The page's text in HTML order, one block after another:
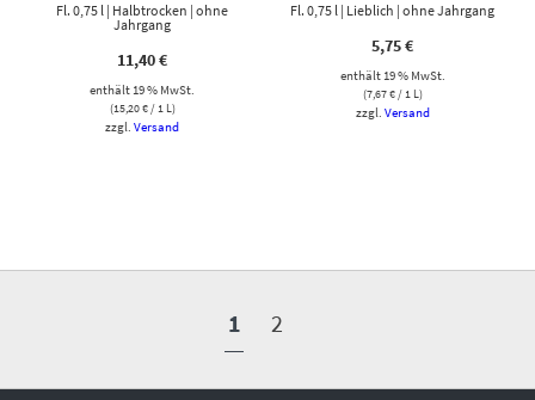
Fl. 0,75 l | Halbtrocken | ohne
Jahrgang
11,40€
enthält 19 % MwSt.
(15,20€/ 1 L)
zzgl.Versand
Fl. 0,75 l | Lieblich | ohne Jahrgang
5,75€
enthält 19 % MwSt.
(7,67€/ 1 L)
zzgl. Versand
1 2